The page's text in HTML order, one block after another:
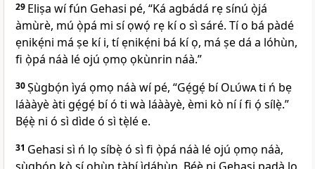
29 Eliṣa wí fún Gehasi pé, “Ká agbádá rẹ sínú ọ̀já
àmùrè, mú ọ̀pá mi sí ọwọ́ rẹ kí o sì sáré. Tí o bá pàdé
ẹnikẹ́ni má ṣe kí i, tí ẹnikẹ́ni bá kí ọ, má ṣe dá a lóhùn,
fi ọ̀pá náà lé ojú ọmọ ọkùnrin náà.”
30Ṣùgbọ́n ìyá ọmọ náà wí pé, “Gẹ́gẹ́ bíOlúwati ń bẹ
láààyè àti gẹ́gẹ́ bí ó ti wà láààyè, èmi kò ní í fi ọ́ sílẹ̀.”
Bẹ́ẹ̀ ni ó sì dìde ó sì tẹ̀lé e.
31 Gehasi sì ń lọ síbẹ̀ ó sì fi ọ̀pá náà lé ojú ọmọ náà,